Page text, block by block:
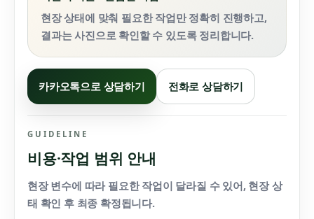
현장 상태에 맞춰 필요한 작업만 정확히 진행하고,
결과는 사진으로 확인할 수 있도록 정리합니다.
카카오톡으로 상담하기 전화로 상담하기
GUIDELINE
비용·작업 범위 안내
현장 변수에 따라 필요한 작업이 달라질 수 있어, 현장 상
태 확인 후최종 확정됩니다.